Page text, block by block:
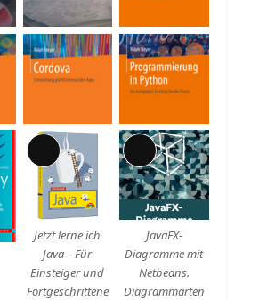
Lange
Beschreibung
Jetzt lerne ich
Java – Für
Einsteiger und
Fortgeschrittene
Lange
Beschreibung
JavaFX-
Diagramme mit
Netbeans.
Diagrammarten